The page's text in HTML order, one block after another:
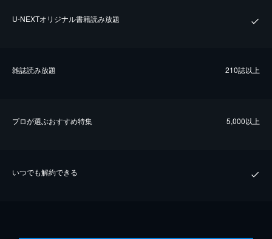
U-NEXTオリジナル書籍読み放題
雑誌読み放題 210誌以上
プロが選ぶおすすめ特集 5,000以上
いつでも解約できる